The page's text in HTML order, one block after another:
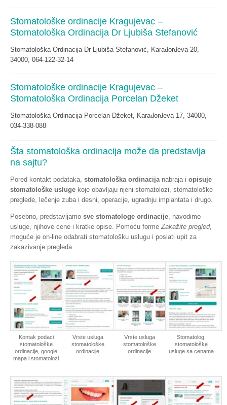
Stomatološke ordinacije Kragujevac –
Stomatološka Ordinacija Dr Ljubiša Stefanović
Stomatološka Ordinacija Dr Ljubiša Stefanović, Karađorđeva 20,
34000, 064-122-32-14
Stomatološke ordinacije Kragujevac –
Stomatološka Ordinacija Porcelan Džeket
Stomatološka Ordinacija Porcelan Džeket, Karađorđeva 17, 34000,
034-338-088
Šta stomatološka ordinacija može da predstavlja
na sajtu?
Pored kontakt podataka, stomatološka ordinacijanabraja i opisuje
stomatološke usluge koje obavljaju njeni stomatolozi, stomatološke
preglede, lečenje zuba i desni, operacije, ugradnju implantata i drugo.
Posebno, predstavljamo sve stomatologe ordinacije, navodimo
usluge, njihove cene i kratke opise. Pomoću formeZakažite pregled,
moguće je on-line odabrati stomatološku uslugu i poslati upit za
zakazivanje pregleda.
Kontak podaci
stomatološke
ordinacije, google
mapa i stomatolozi
Vrste usluga
stomatološke
ordinacije
Vrste usluga
stomatološke
ordinacije
Stomatolog,
stomatološke
usluge sa cenama